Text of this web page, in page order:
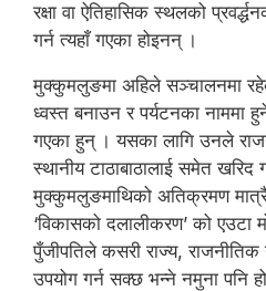
रक्षा वा ऐतिहासिक स्थलको
गर्न त्यहाँ गएका होइनन् ।
मुक्कुमलुङमा अहिले सञ्चालनमा
ध्वस्त बनाउन र पर्यटनका नाममा
गएका हुन् । यसका लागि उनले
स्थानीय टाठाबाठालाई समेत
मुक्कुमलुङमाथिको अतिक्रमण मात्रै
‘विकासको दलालीकरण’ को एउटा
पुँजीपतिले कसरी राज्य,
उपयोग गर्न सक्छ भन्ने नमुना पनि